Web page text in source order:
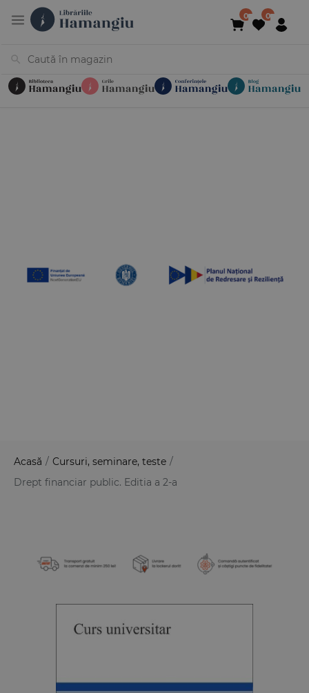
Acasă / Cursuri, seminare, teste /
Drept financiar public. Editia a 2-a